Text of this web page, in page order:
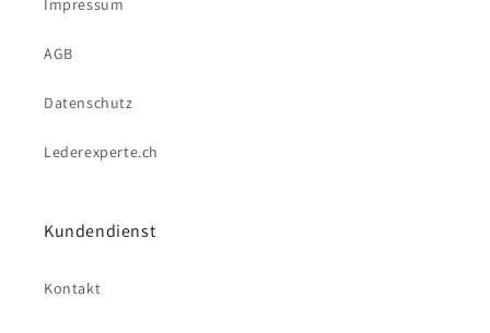
Impressum
AGB
Datenschutz
Lederexperte.ch
Kundendienst
Kontakt